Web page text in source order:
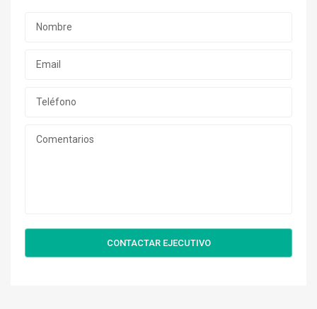
CONTACTAR EJECUTIVO